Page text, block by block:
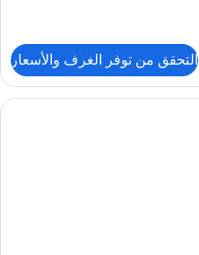
التحقق من توفر الغرف والأسعار
ميني بار وخزنة داخل الغرفة ومكتب